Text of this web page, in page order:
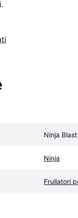
Ninja
Ninja
Frullatori